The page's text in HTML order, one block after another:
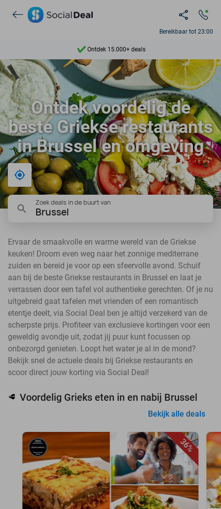
Bereikbaar tot 23:00
Ontdek 15.000+ deals
7 dagen per week beschikbaar
10+ miljoen leden
9,4
Ontdek 15.000+ deals
Ontdek voordelig de
beste Griekse restaurants
in Brussel en omgeving
Bij mij in de buurt
Zoek deals in de buurt van
Brussel
Ervaar de smaakvolle en warme wereld van de Griekse
keuken! Droom even weg naar het zonnige mediterrane
zuiden en bereid je voor op een sfeervolle avond. Schuif
aan bij de beste Griekse restaurants in Brussel en laat je
verrassen door een tafel vol authentieke gerechten. Of je nu
uitgebreid gaat tafelen met vrienden of een romantisch
etentje deelt, via Social Deal ben je altijd verzekerd van de
scherpste prijs. Profiteer van exclusieve kortingen voor een
geweldig avondje uit, zodat jij puur kunt focussen op
onbezorgd genieten. Loopt het water je al in de mond?
Bekijk snel de actuele deals bij Griekse restaurants en
scoor direct jouw korting via Social Deal!
🥩 Voordelig Grieks eten in en nabij Brussel
Bekijk alle deals
36%